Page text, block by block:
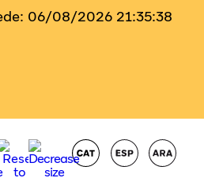
06/08/2026 21:35:38